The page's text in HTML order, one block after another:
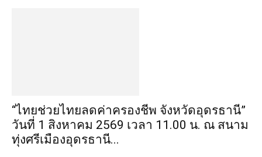
“ไทยช่วยไทยลดค่าครองชีพ จังหวัดอุดรธานี”
วันที่ 1 สิงหาคม 2569 เวลา 11.00 น. ณ สนาม
ทุ่งศรีเมืองอุดรธานี...